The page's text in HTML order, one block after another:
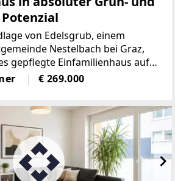
von Edelsgrub, einem
Nestelbach bei Graz,
gepflegte Einfamilienhaus auf
Freiland gelegenen
ist geprägt von Wiesen,
€ 269.000